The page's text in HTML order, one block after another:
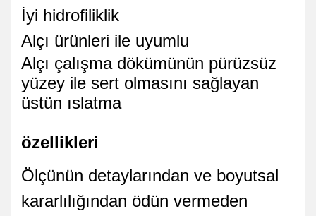
İyi hidrofiliklik
Alçı ürünleri ile uyumlu
Alçı çalışma dökümünün pürüzsüz
yüzey ile sert olmasını sağlayan
üstün ıslatma
özellikleri
Ölçünün detaylarından ve boyutsal
kararlılığından ödün vermeden